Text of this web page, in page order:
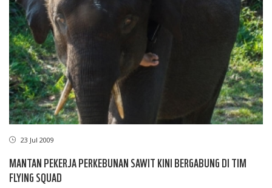
23 Jul 2009
MANTAN PEKERJA PERKEBUNAN SAWIT KINI BERGABUNG DI TIM
FLYING SQUAD